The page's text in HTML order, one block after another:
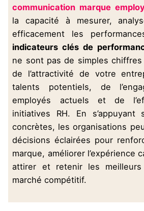
communication marque
la capacité à mesurer,
efficacement les
indicateurs clés de
ne sont pas de simples
de l’attractivité de votre
talents potentiels, de
employés actuels et de
initiatives RH. En s’appuyant
concrètes, les organisations
décisions éclairées pour
marque, améliorer l’expérience
attirer et retenir les
marché compétitif.